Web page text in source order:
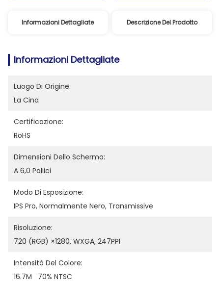
Informazioni Dettagliate Descrizione Del Prodotto
Informazioni Dettagliate
Luogo Di Origine:
La Cina
Certificazione:
RoHS
Dimensioni Dello Schermo:
A 6,0 Pollici
Modo Di Esposizione:
IPS Pro, Normalmente Nero, Transmissive
Risoluzione:
720 (RGB) ×1280, WXGA, 247PPI
Intensità Del Colore:
16.7M   70% NTSC